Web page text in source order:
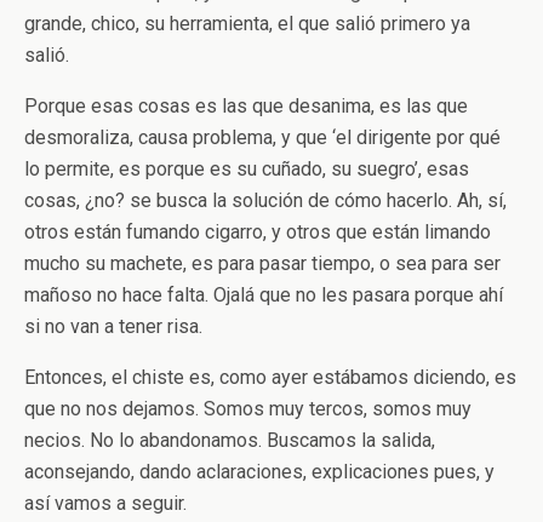
grande, chico, su herramienta, el que salió primero ya
salió.
Porque esas cosas es las que desanima, es las que
desmoraliza, causa problema, y que ‘el dirigente por qué
lo permite, es porque es su cuñado, su suegro’, esas
cosas, ¿no? se busca la solución de cómo hacerlo. Ah, sí,
otros están fumando cigarro, y otros que están limando
mucho su machete, es para pasar tiempo, o sea para ser
mañoso no hace falta. Ojalá que no les pasara porque ahí
si no van a tener risa.
Entonces, el chiste es, como ayer estábamos diciendo, es
que no nos dejamos. Somos muy tercos, somos muy
necios. No lo abandonamos. Buscamos la salida,
aconsejando, dando aclaraciones, explicaciones pues, y
así vamos a seguir.